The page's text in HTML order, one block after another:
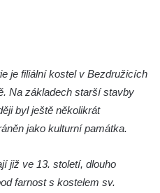
Újezdě
a
Jakuba na
je filiální kostel v Bezdružicích
Na základech starší stavby
byl ještě několikrát
jako kulturní památka.
již ve 13. století, dlouho
farnost s kostelem sv.